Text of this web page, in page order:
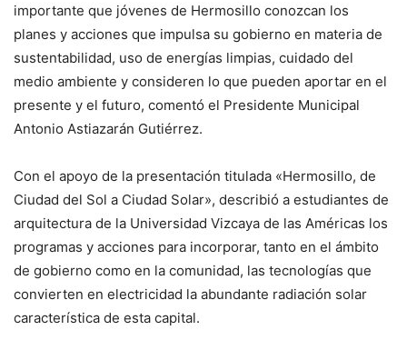
importante que jóvenes de Hermosillo conozcan los
planes y acciones que impulsa su gobierno en materia de
sustentabilidad, uso de energías limpias, cuidado del
medio ambiente y consideren lo que pueden aportar en el
presente y el futuro, comentó el Presidente Municipal
Antonio Astiazarán Gutiérrez.
Con el apoyo de la presentación titulada «Hermosillo, de
Ciudad del Sol a Ciudad Solar», describió a estudiantes de
arquitectura de la Universidad Vizcaya de las Américas los
programas y acciones para incorporar, tanto en el ámbito
de gobierno como en la comunidad, las tecnologías que
convierten en electricidad la abundante radiación solar
característica de esta capital.